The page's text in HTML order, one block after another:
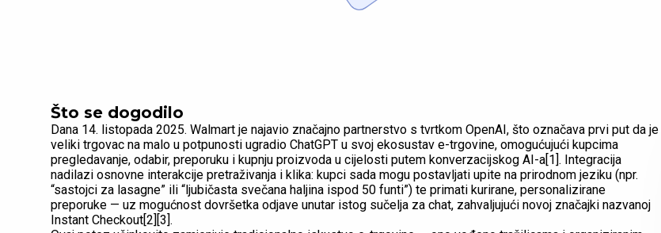
Što se dogodilo
Dana 14. listopada 2025. Walmart je najavio značajno partnerstvo s tvrtkom OpenAI, što označava prvi put da je
veliki trgovac na malo u potpunosti ugradio ChatGPT u svoj ekosustav e-trgovine, omogućujući kupcima
pregledavanje, odabir, preporuku i kupnju proizvoda u cijelosti putem konverzacijskog AI-a[1]. Integracija
nadilazi osnovne interakcije pretraživanja i klika: kupci sada mogu postavljati upite na prirodnom jeziku (npr.
“sastojci za lasagne” ili “ljubičasta svečana haljina ispod 50 funti”) te primati kurirane, personalizirane
preporuke — uz mogućnost dovršetka odjave unutar istog sučelja za chat, zahvaljujući novoj značajki nazvanoj
Instant Checkout[2][3].